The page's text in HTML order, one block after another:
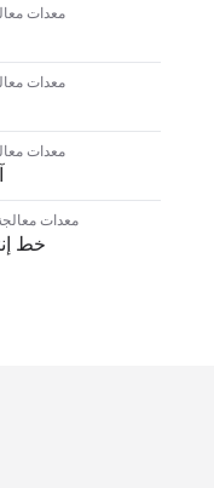
معدات
معدات
معدات
معدات
خط